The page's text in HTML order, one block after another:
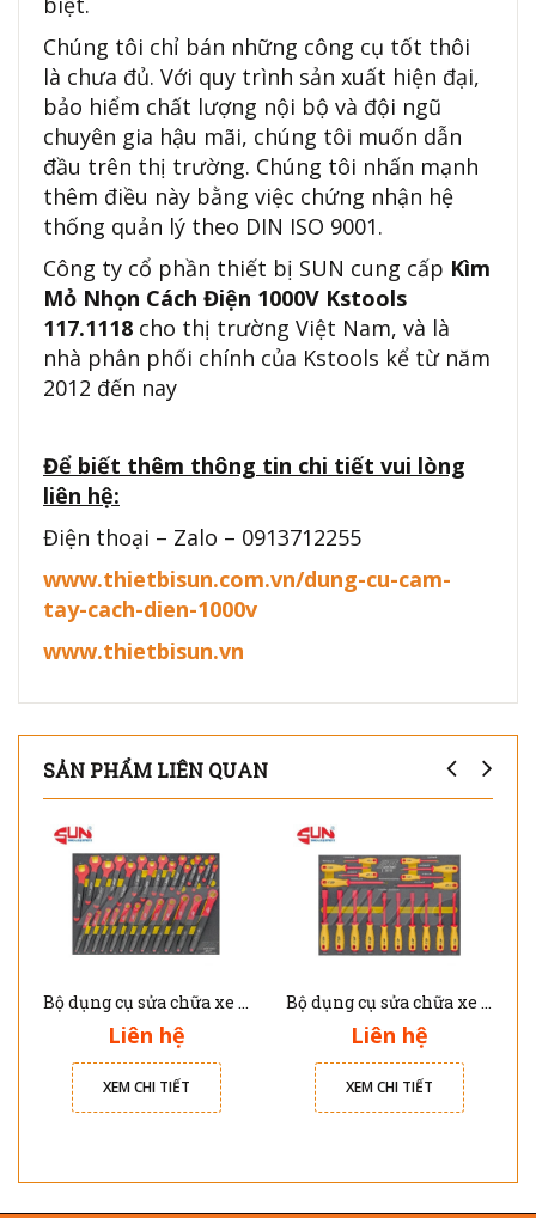
Chúng tôi chỉ bán những công cụ tốt thôi
là chưa đủ. Với quy trình sản xuất hiện đại,
bảo hiểm chất lượng nội bộ và đội ngũ
chuyên gia hậu mãi, chúng tôi muốn dẫn
đầu trên thị trường. Chúng tôi nhấn mạnh
thêm điều này bằng việc chứng nhận hệ
thống quản lý theo DIN ISO 9001.
Công ty cổ phần thiết bị SUN cung cấp Kìm
Mỏ Nhọn Cách Điện 1000V Kstools
117.1118 cho thị trường Việt Nam, và là
nhà phân phối chính của Kstools kể từ năm
2012 đến nay
Để biết thêm thông tin chi tiết vui lòng
liên hệ:
Điện thoại – Zalo – 0913712255
www.thietbisun.com.vn/dung-cu-cam-
tay-cach-dien-1000v
www.thietbisun.vn
SẢN PHẨM LIÊN QUAN
Bộ dụng cụ sửa chữa xe ô tô điện 27 chi tiết JTC I4027
Liên hệ
XEM CHI TIẾT
Bộ dụng cụ sửa chữa xe ô tô điện 18 chi tiết JTC I3018
Liên hệ
XEM CHI TIẾT